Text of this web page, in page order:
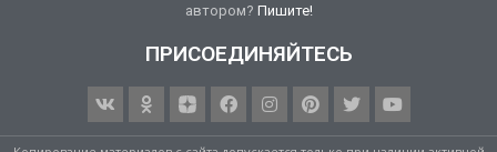
автором? Пишите!
ПРИСОЕДИНЯЙТЕСЬ